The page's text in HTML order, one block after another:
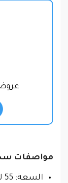
مواصفات سخان
السعة: 55 لتر.